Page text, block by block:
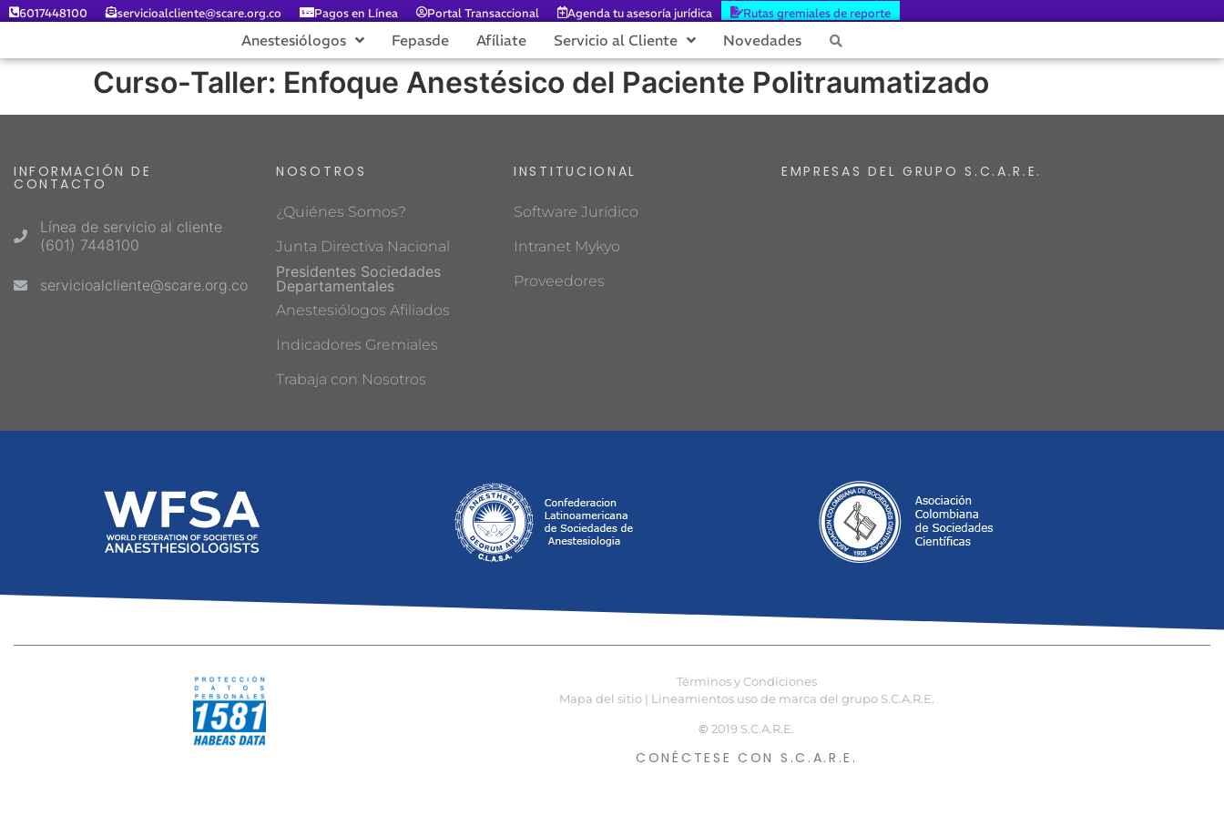
6017448100 servicioalcliente@scare.org.co Pagos en Línea Portal Transaccional Agenda tu asesoría jurídica Rutas gremiales de reporte
Anestesiólogos Fepasde Afíliate Servicio al Cliente Novedades
Curso-Taller: Enfoque Anestésico del Paciente Politraumatizado
INFORMACIÓN DE
CONTACTO
Línea de servicio al cliente
(601) 7448100
servicioalcliente@scare.org.co
NOSOTROS
¿Quiénes Somos?
Junta Directiva Nacional
Presidentes Sociedades
Departamentales
Anestesiólogos Afiliados
Indicadores Gremiales
Trabaja con Nosotros
INSTITUCIONAL
Software Jurídico
Intranet Mykyo
Proveedores
EMPRESAS DEL GRUPO S.C.A.R.E.
Términos y Condiciones
Mapa del sitio |
Lineamientos uso de marca del grupo S.C.A.R.E.
©2019 S.C.A.R.E.
CONÉCTESE CON S.C.A.R.E.